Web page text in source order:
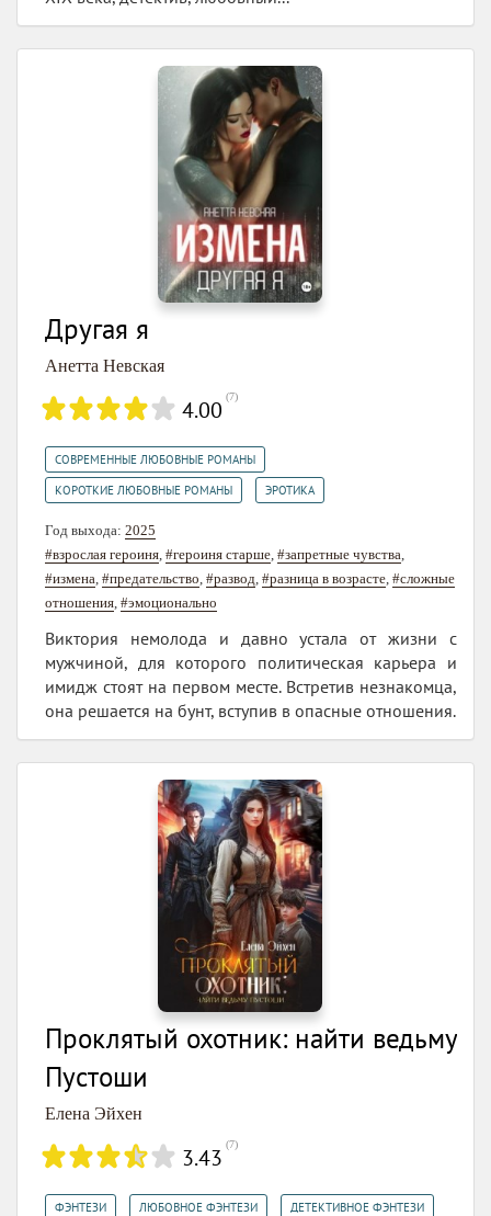
Другая я
Анетта Невская
4.00 (7)
СОВРЕМЕННЫЕ ЛЮБОВНЫЕ РОМАНЫ
КОРОТКИЕ ЛЮБОВНЫЕ РОМАНЫ ЭРОТИКА
Год выхода: 2025
#взрослая героиня #героиня старше #запретные чувства
#измена #предательство #развод #разница в возрасте #сложные
отношения #эмоционально
Виктория немолода и давно устала от жизни с
мужчиной, для которого политическая карьера и
имидж стоят на первом месте. Встретив незнакомца,
она решается на бунт, вступив в опасные отношения.
Проклятый охотник: найти ведьму
Пустоши
Елена Эйхен
3.43 (7)
ФЭНТЕЗИ ЛЮБОВНОЕ ФЭНТЕЗИ ДЕТЕКТИВНОЕ ФЭНТЕЗИ